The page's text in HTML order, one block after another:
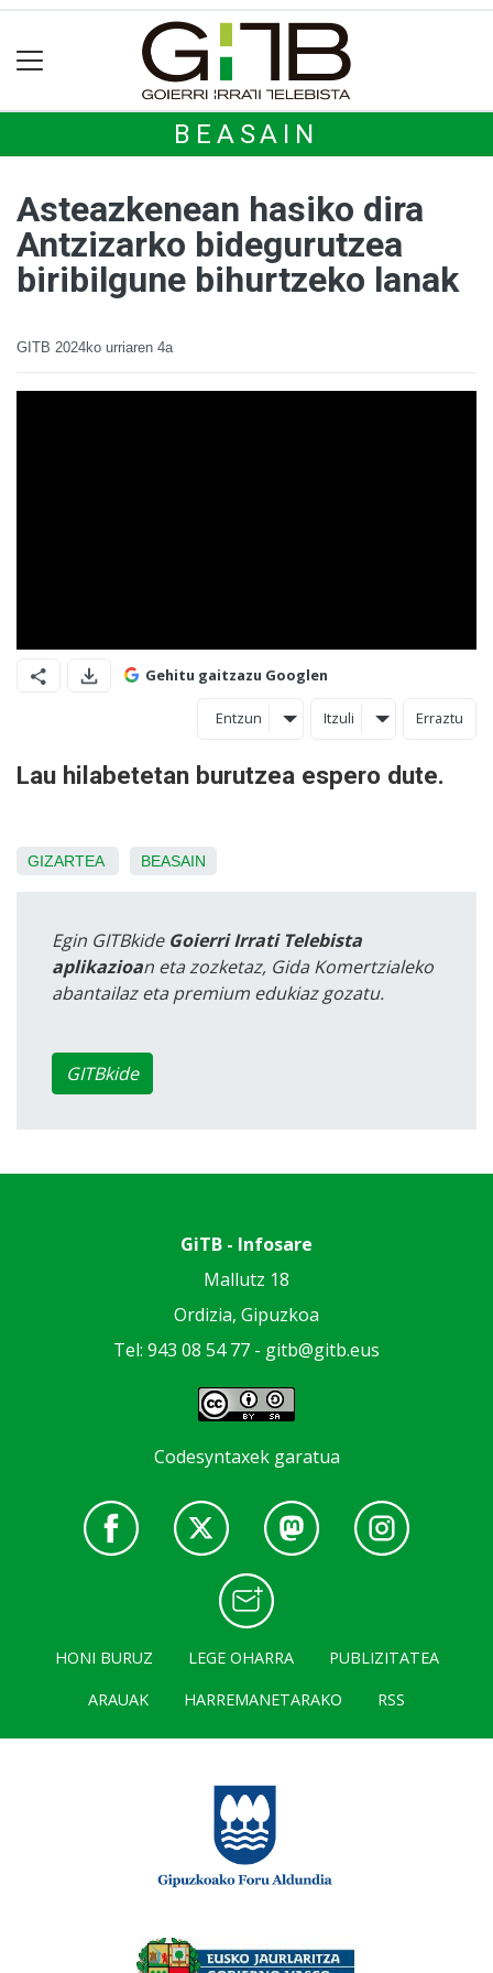
BEASAIN
Asteazkenean hasiko dira
Antzizarko bidegurutzea
biribilgune bihurtzeko lanak
GITB 2024ko urriaren 4a
Gehitu gaitzazu Googlen
Entzun Itzuli Erraztu
Lau hilabetetan burutzea espero dute.
GIZARTEA BEASAIN
Egin GITBkide Goierri Irrati Telebista
aplikazioan eta zozketaz, Gida Komertzialeko
abantailaz eta premium edukiaz gozatu.
GITBkide
GiTB - Infosare
Mallutz 18
Ordizia, Gipuzkoa
Tel: 943 08 54 77 - gitb@gitb.eus
Codesyntaxek garatua
HONI BURUZ LEGE OHARRA
PUBLIZITATEA
ARAUAK
HARREMANETARAKO RSS